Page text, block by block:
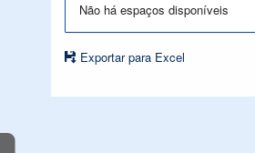
Não há espaços disponíveis
Exportar para Excel